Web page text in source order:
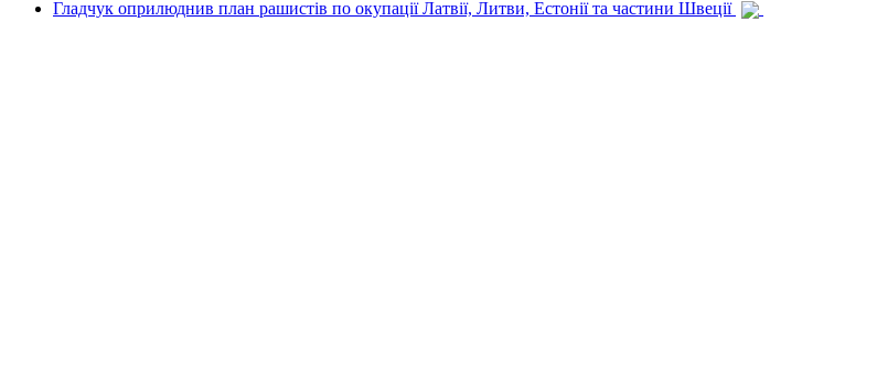
Гладчук оприлюднив план рашистів по окупації Латвії, Литви, Естонії та частини Швеції